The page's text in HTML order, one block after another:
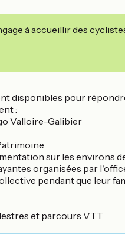
à accueillir des
disponibles pour
:
Valloire-Galibier
sur les environs
organisées par
pendant que leur
et parcours VTT